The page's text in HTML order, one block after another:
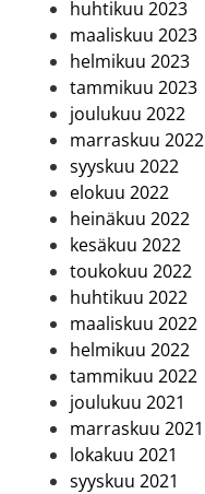
huhtikuu 2023
maaliskuu 2023
helmikuu 2023
tammikuu 2023
joulukuu 2022
marraskuu 2022
syyskuu 2022
elokuu 2022
heinäkuu 2022
kesäkuu 2022
toukokuu 2022
huhtikuu 2022
maaliskuu 2022
helmikuu 2022
tammikuu 2022
joulukuu 2021
marraskuu 2021
lokakuu 2021
syyskuu 2021